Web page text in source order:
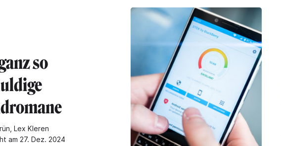
so
Lex Kleren
am 27. Dez. 2024